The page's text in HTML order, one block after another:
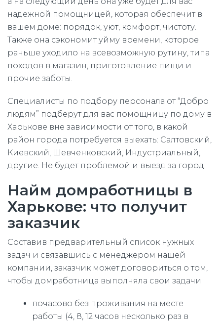
надежной помощницей, которая обеспечит в
вашем доме: порядок, уют, комфорт, чистоту.
Также она сэкономит уйму времени, которое
раньше уходило на всевозможную рутину, типа
походов в магазин, приготовление пищи и
прочие заботы.
Специалисты по подбору персонала от “Добро
людям” подберут для вас помощницу по дому в
Харькове вне зависимости от того, в какой
район города потребуется выехать: Салтовский,
Киевский, Шевченковский, Индустриальный,
другие. Не будет проблемой и выезд за город.
Найм домработницы в
Харькове: что получит
заказчик
Составив предварительный список нужных
задач и связавшись с менеджером нашей
компании, заказчик может договориться о том,
чтобы домработница выполняла свои задачи:
почасово без проживания на месте
работы (4, 8, 12 часов несколько раз в